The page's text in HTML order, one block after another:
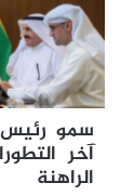
يترأس
اجتماعا
لمناقشة
آخر
التطورات
الاقتصادية
وانعكاساتها
خلال
سمو رئيس
آخر
الراهنة